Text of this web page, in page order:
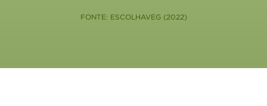
FONTE: ESCOLHAVEG (2022)